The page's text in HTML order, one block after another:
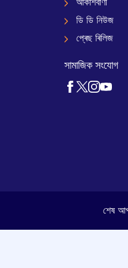
ডি ডি নিউজ
প্ৰেছ ৰিলিজ
সামাজিক সংযোগ
শেষ